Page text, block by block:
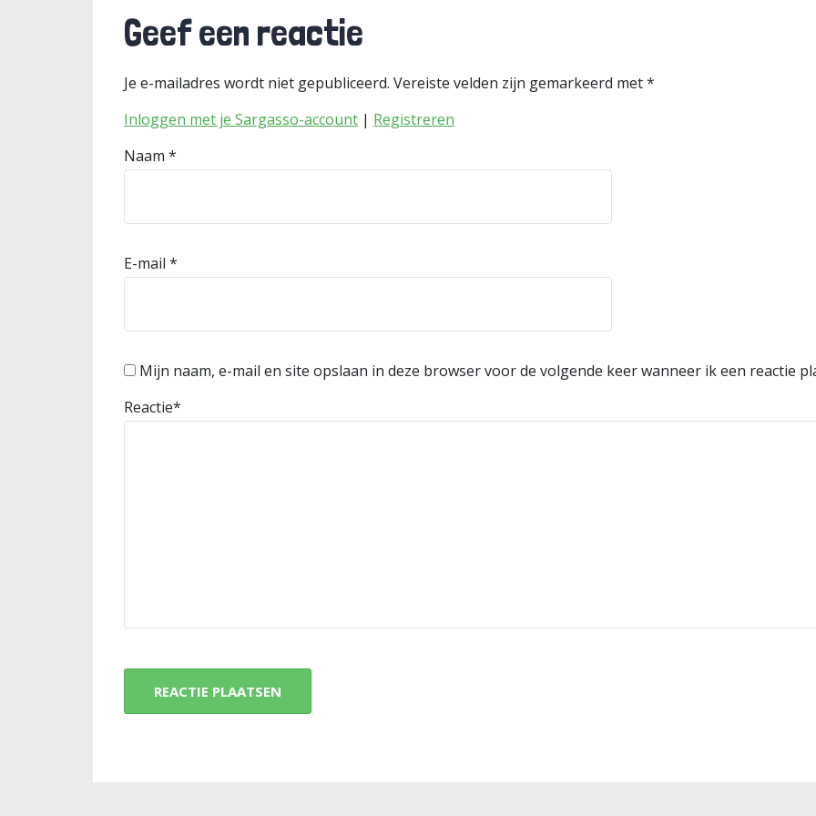
Geef een reactie
Je e-mailadres wordt niet gepubliceerd. Vereiste velden zijn gemarkeerd met*
Inloggen met je Sargasso-account | Registreren
Naam *
E-mail *
Mijn naam, e-mail en site opslaan in deze browser voor de volgende keer wanneer ik een reactie
Reactie*